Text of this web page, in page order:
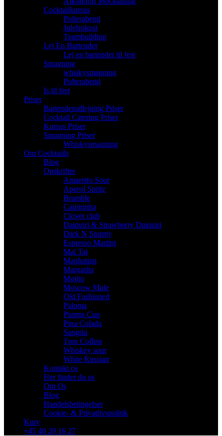
Cocktailkursus
Polterabend
Julefrokost
Teambuilding
Lej En Bartender
Lej en bartender til fest
Smagning
whiskysmagning
Polterabend
Is til fest
Priser
Bartenderudlejning Priser
Cocktail Catering Priser
Kursus Priser
Smagning Priser
Whiskysmagning
Om Cocktaiils
Blog
Opskrifter
Amaretto Sour
Aperol Spritz
Bramble
Caipirinha
Clover club
Daiquiri & Strawberry Daiquiri
Dark N Stormy
Espresso Martini
Mai Tai
Manhattan
Margarita
Mojito
Moscow Mule
Old Fashioned
Paloma
Pimms Cup
Pina Colada
Sangria
Tom Collins
Whiskey sour
White Russian
Kontakt os
Her finder du os
Om Os
Blog
Handelsbetingelser
Cookie- & Privatlivspolitik
Kurv
+45 40 20 16 27